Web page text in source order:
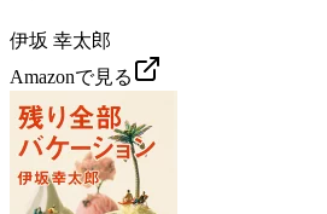
伊坂 幸太郎
Amazonで見る